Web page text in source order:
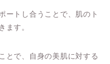
ートし合うことで、肌のト
ます。
とで、自身の美肌に対する